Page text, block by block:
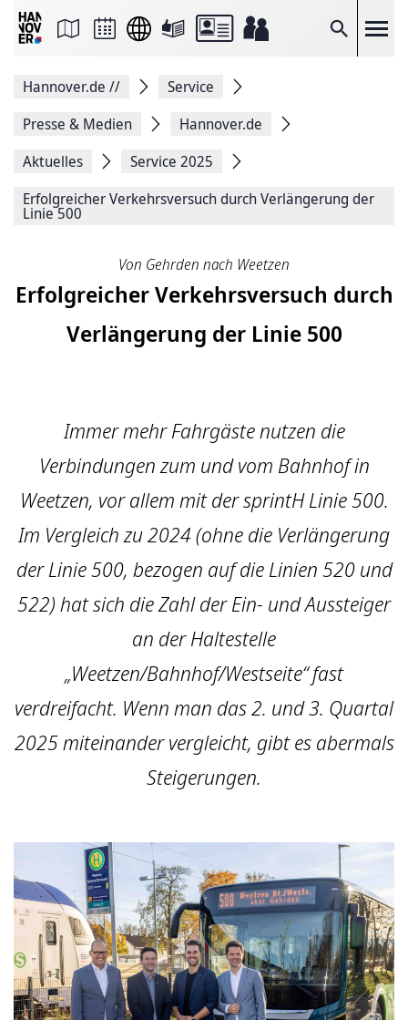
Suche
Seite
Facebook
teilen
Seitenlink
Seite
Drucken
Hannover.de //
Service
Presse & Medien
Hannover.de
Aktuelles
Service 2025
Erfolg­rei­cher Ver­kehrs­ver­such durch Ver­län­gerung der
Linie 500
Von Gehr­den nach Weetzen
Erfolg­rei­cher Ver­kehrs­ver­such durch
Ver­län­gerung der Linie 500
Immer mehr Fahrgäste nutzen die
Verbindungen zum und vom Bahnhof in
Weetzen, vor allem mit der sprintH Linie 500.
Im Vergleich zu 2024 (ohne die Verlängerung
der Linie 500, bezogen auf die Linien 520 und
522) hat sich die Zahl der Ein- und Aussteiger
an der Haltestelle
„Weetzen/Bahnhof/Westseite“ fast
verdreifacht. Wenn man das 2. und 3. Quartal
2025 miteinander vergleicht, gibt es abermals
Steigerungen.